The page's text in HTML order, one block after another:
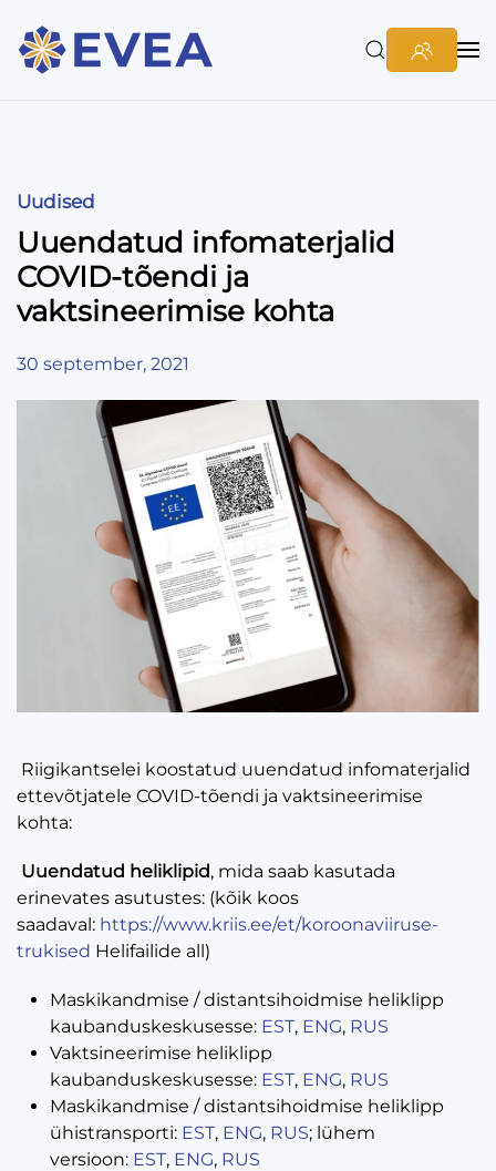
Uudised
Uuendatud infomaterjalid
COVID-tõendi ja
vaktsineerimise kohta
30 september, 2021
Riigikantselei koostatud uuendatud infomaterjalid
ettevõtjatele COVID-tõendi ja vaktsineerimise
kohta:
Uuendatud heliklipid, mida saab kasutada
erinevates asutustes: (kõik koos
saadaval: https://www.kriis.ee/et/koroonaviiruse-
trukised Helifailide all)
Maskikandmise / distantsihoidmise heliklipp
kaubanduskeskusesse: EST, ENG, RUS
Vaktsineerimise heliklipp
kaubanduskeskusesse: EST, ENG, RUS
Maskikandmise / distantsihoidmise heliklipp
ühistransporti: EST, ENG, RUS; lühem
versioon: EST, ENG, RUS